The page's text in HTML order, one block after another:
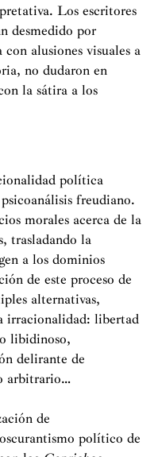
Los escritores
desmedido por
alusiones visuales a
no dudaron en
la sátira a los
política
freudiano.
morales acerca de la
trasladando la
a los dominios
de este proceso de
alternativas,
irracionalidad: libertad
libidinoso,
delirante de
arbitrario…
de
político de